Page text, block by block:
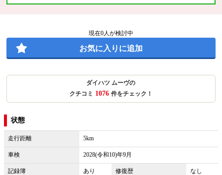
現在0人が検討中
お気に入りに追加
ダイハツ ムーヴの
クチコミ 1076 件をチェック！
状態
走行距離 5km
車検 2028(令和10)年9月
記録簿 あり 修復歴 なし